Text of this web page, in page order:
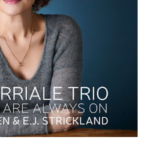
hemos votado 510 grabaciones
convirtiendo a dicha lista única
la selección completa de los discos
internacional y las votaciones
a ser la protagonista por el
podemos sel...